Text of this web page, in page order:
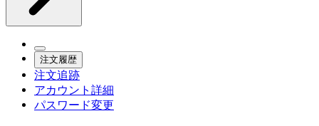
注文履歴
注文追跡
アカウント詳細
パスワード変更